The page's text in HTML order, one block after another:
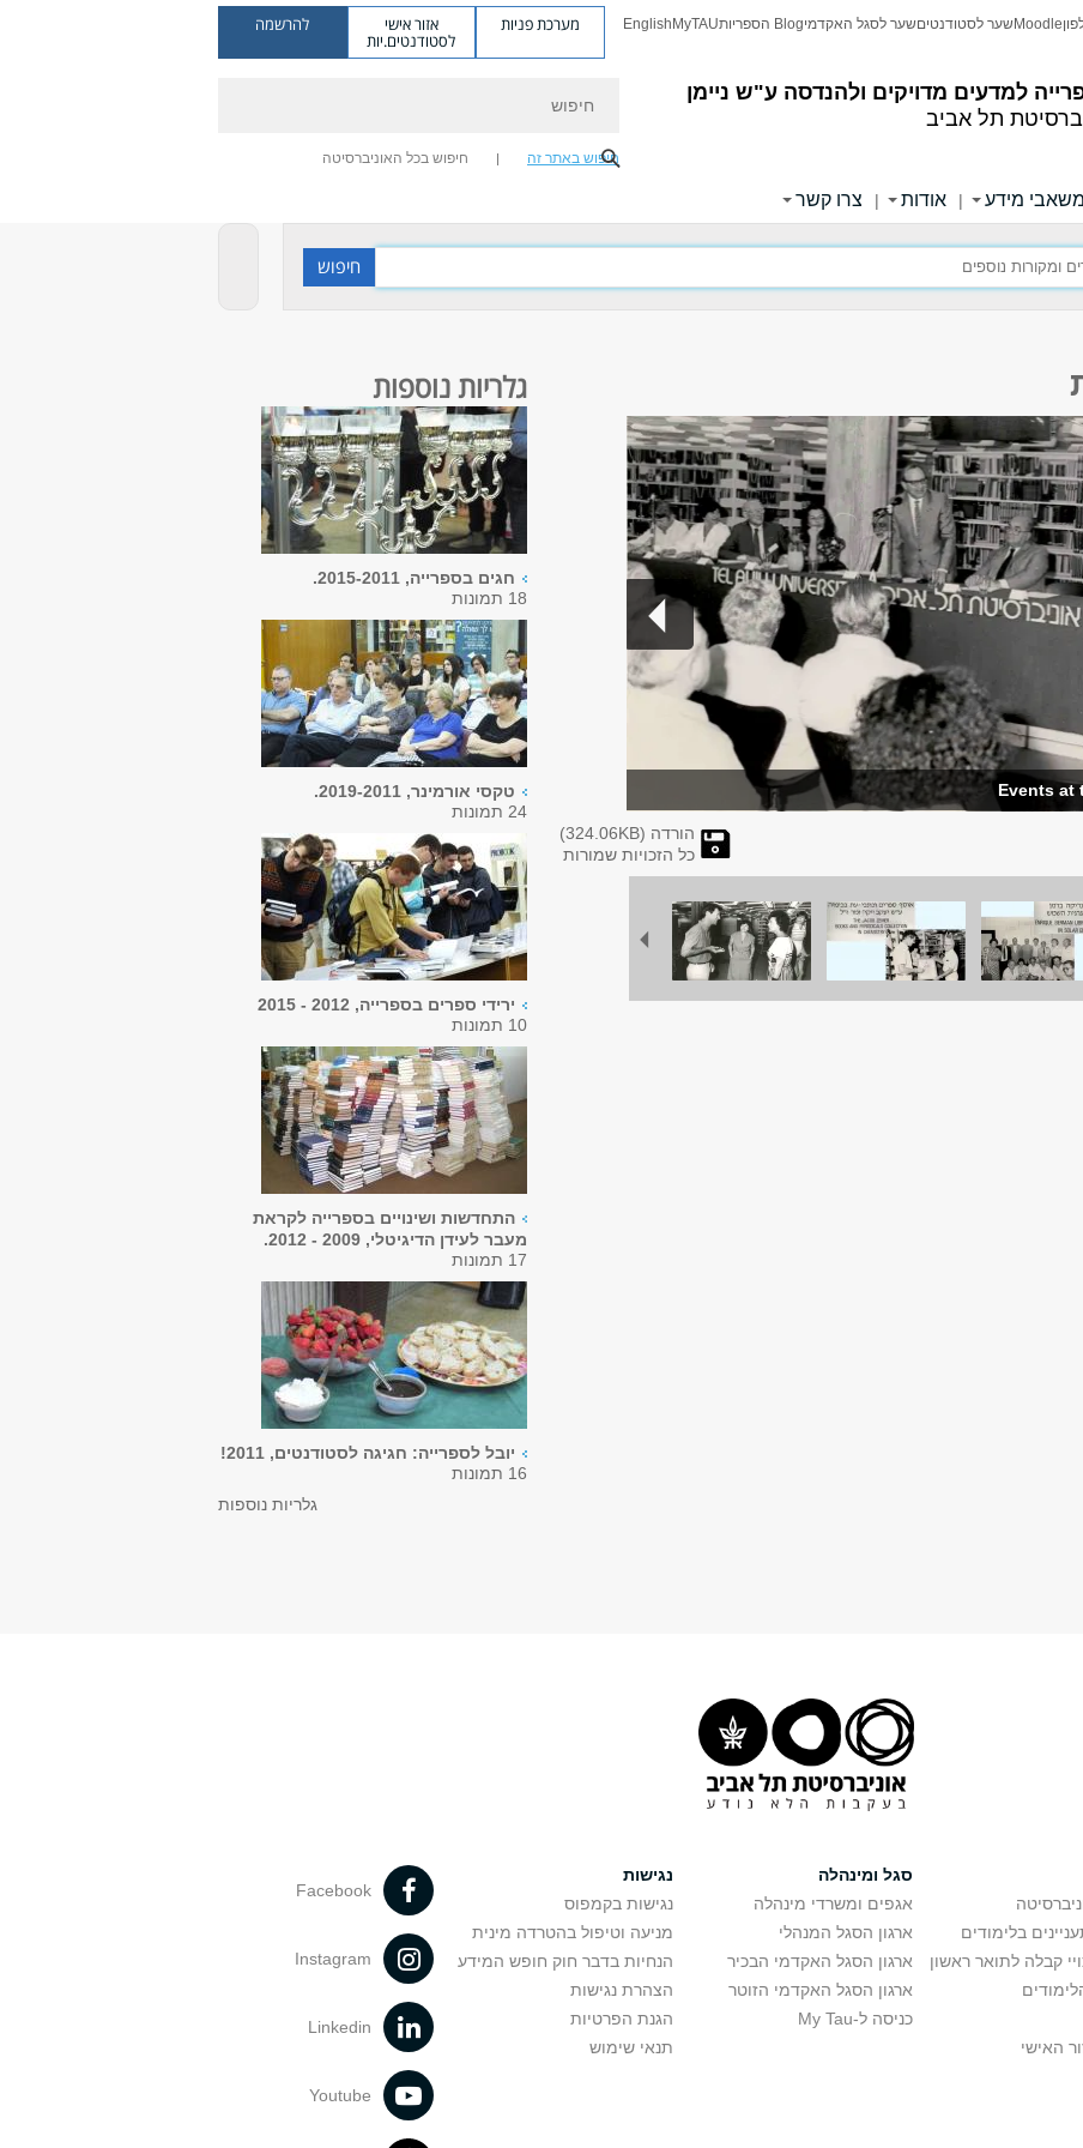
למדעים מדויקים ולהנדסה ע"ש ניימן
תל אביב
Moodleשער לסטודנטיםשער לסגל האקדמיBlog הספריות MyTAU
English מערכת פניות אזור אישי
לסטודנטים.יות
להרשמה
חיפוש באתר זה חיפוש בכל האוניברסיטה
משאבי מידע | אודות | צרו קשר
גלריות נוספות
חגים בספרייה, 2015-2011.
18 תמונות
טקסי אורמינר, 2019-2011.
24 תמונות
ירידי ספרים בספרייה, 2012 - 2015
10 תמונות
התחדשות ושינויים בספרייה לקראת
מעבר לעידן הדיגיטלי, 2009 - 2012.
17 תמונות
יובל לספרייה: חגיגה לסטודנטים, 2011!
16 תמונות
גלריות נוספות
הורדה ( 324.06KB)
כל הזכויות שמורות
בלימודים
קבלה לתואר ראשון
האישי
סגל ומינהלה
אגפים ומשרדי מינהלה
ארגון הסגל המנהלי
ארגון הסגל האקדמי הבכיר
ארגון הסגל האקדמי הזוטר
כניסה ל-My Tau
נגישות
נגישות בקמפוס
מניעה וטיפול בהטרדה מינית
הנחיות בדבר חוק חופש המידע
הצהרת נגישות
הגנת הפרטיות
תנאי שימוש
Facebook
Instagram
Linkedin
Youtube